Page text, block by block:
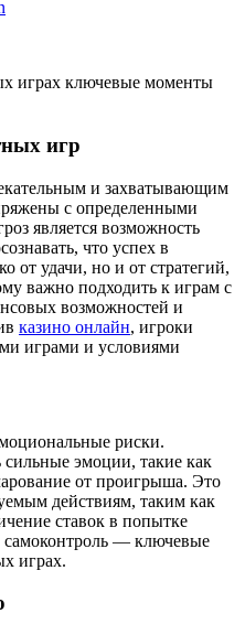
играх ключевые моменты
игр
и захватывающим
с определенными
является возможность
что успех в
от удачи, но и от стратегий,
важно подходить к играм с
возможностей и
казино онлайн, игроки
играми и условиями
риски.
эмоции, такие как
от проигрыша. Это
действиям, таким как
ставок в попытке
самоконтроль — ключевые
играх.